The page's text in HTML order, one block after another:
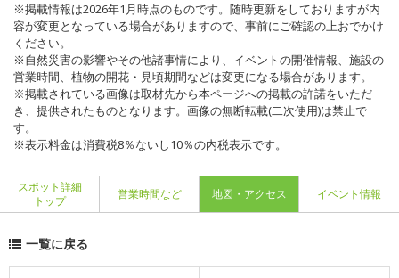
※掲載情報は2026年1月時点のものです。随時更新をしておりますが内
容が変更となっている場合がありますので、事前にご確認の上おでかけ
ください。
※自然災害の影響やその他諸事情により、イベントの開催情報、施設の
営業時間、植物の開花・見頃期間などは変更になる場合があります。
※掲載されている画像は取材先から本ページへの掲載の許諾をいただ
き、提供されたものとなります。画像の無断転載(二次使用)は禁止で
す。
※表示料金は消費税8％ないし10％の内税表示です。
スポット詳細
トップ
営業時間など 地図・アクセス イベント情報
一覧に戻る